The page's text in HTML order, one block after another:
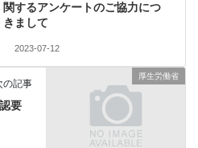
関するアンケートのご協力につ
きまして
2023-07-12
厚生労働省
の記事
要